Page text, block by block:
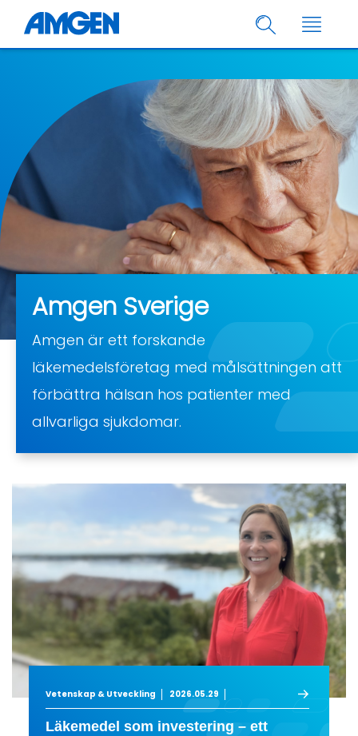
Amgen Sverige
Amgen är ett forskande
läkemedelsföretag med målsättningen att
förbättra hälsan hos patienter med
allvarliga sjukdomar.
Vetenskap & Utveckling 2026.05.29
Läkemedel som investering – ett